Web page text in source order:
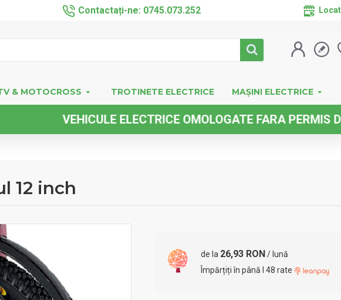
Contactați-ne: 0745.073.252
& MOTOCROSS TROTINETE ELECTRICE MAȘINI ELECTRICE
VEHICULE ELECTRICE OMOLOGATE FARA PERMIS DE
12 inch
de la 26,93 RON/ lună
Împărțiți în până l 48 rate